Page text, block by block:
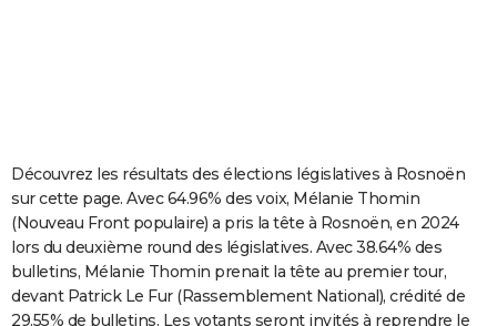
Carte de Noël
Carte Bonne année
Carte Saint-Valentin
Carte Pâques
Carte d'anniversaire
DICTIONNAIRE
Dictionnaire
Biographies
Citations
Expressions
Proverbes
PROGRAMME TV
COPAINS D'AVANT
Découvrez les résultats des élections législatives à Rosnoën
sur cette page. Avec 64.96% des voix, Mélanie Thomin
(Nouveau Front populaire) a pris la tête à Rosnoën, en 2024
lors du deuxième round des législatives. Avec 38.64% des
bulletins, Mélanie Thomin prenait la tête au premier tour,
devant Patrick Le Fur (Rassemblement National), crédité de
29.55% de bulletins. Les votants seront invités à reprendre le